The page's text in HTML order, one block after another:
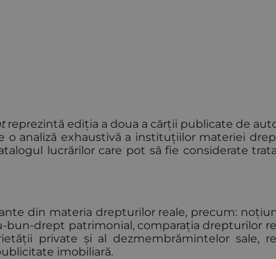
reprezintă ediția a doua a cărții publicate de
o analiză exhaustivă a instituțiilor materiei
lucrărilor care pot să fie considerate
din materia drepturilor reale, precum:
bun-drept patrimonial, comparația drepturilor
private și al dezmembrămintelor sale,
imobiliară.